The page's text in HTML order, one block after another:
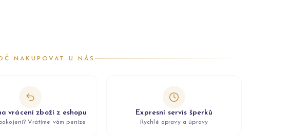
NAKUPOVAT U NÁS
vrácení zboží z eshopu
Vrátíme vám peníze
Expresní servis šperků
Rychlé opravy a úpravy